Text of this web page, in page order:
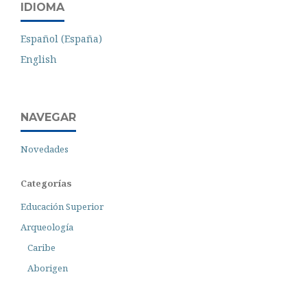
IDIOMA
Español (España)
English
NAVEGAR
Novedades
Categorías
Educación Superior
Arqueología
Caribe
Aborigen